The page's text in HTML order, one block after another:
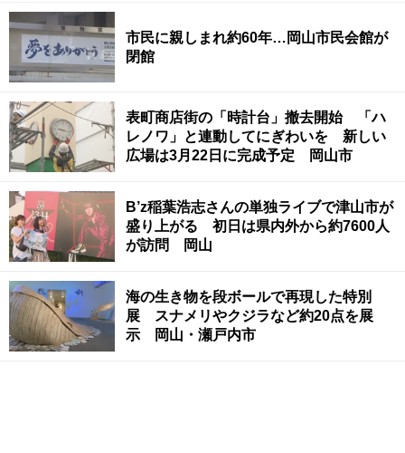
市民に親しまれ約60年…岡山市民会館が
閉館
表町商店街の「時計台」撤去開始 「ハ
レノワ」と連動してにぎわいを 新しい
広場は3月22日に完成予定 岡山市
B’z稲葉浩志さんの単独ライブで津山市が
盛り上がる 初日は県内外から約7600人
が訪問 岡山
海の生き物を段ボールで再現した特別
展 スナメリやクジラなど約20点を展
示 岡山・瀬戸内市